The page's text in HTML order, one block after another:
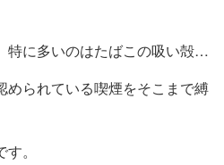
特に多いのはたばこの吸い殻…
められている喫煙をそこまで縛
。